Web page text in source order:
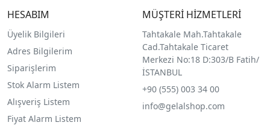
HESABIM
Üyelik Bilgileri
Adres Bilgilerim
Siparişlerim
Stok Alarm Listem
Alışveriş Listem
Fiyat Alarm Listem
MÜŞTERİ HİZMETLERİ
Tahtakale Mah.Tahtakale
Cad.Tahtakale Ticaret
Merkezi No:18 D:303/B Fatih/
İSTANBUL
+90 (555) 003 34 00
info@gelalshop.com